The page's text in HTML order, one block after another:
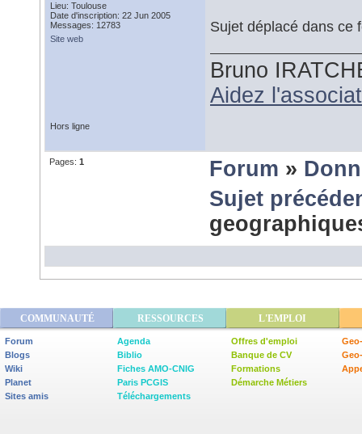
Lieu: Toulouse
Date d'inscription: 22 Jun 2005
Messages: 12783
Site web
Sujet déplacé dans ce
Bruno
Aidez
Hors ligne
Pages: 1 Forum »
Sujet
COMMUNAUTÉ RESSOURCES L'EMPLOI
Forum
Blogs
Wiki
Planet
Sites amis
Agenda
Biblio
Fiches AMO-CNIG
Paris PCGIS
Téléchargements
Offres d'emploi
Banque de CV
Formations
Démarche Métiers